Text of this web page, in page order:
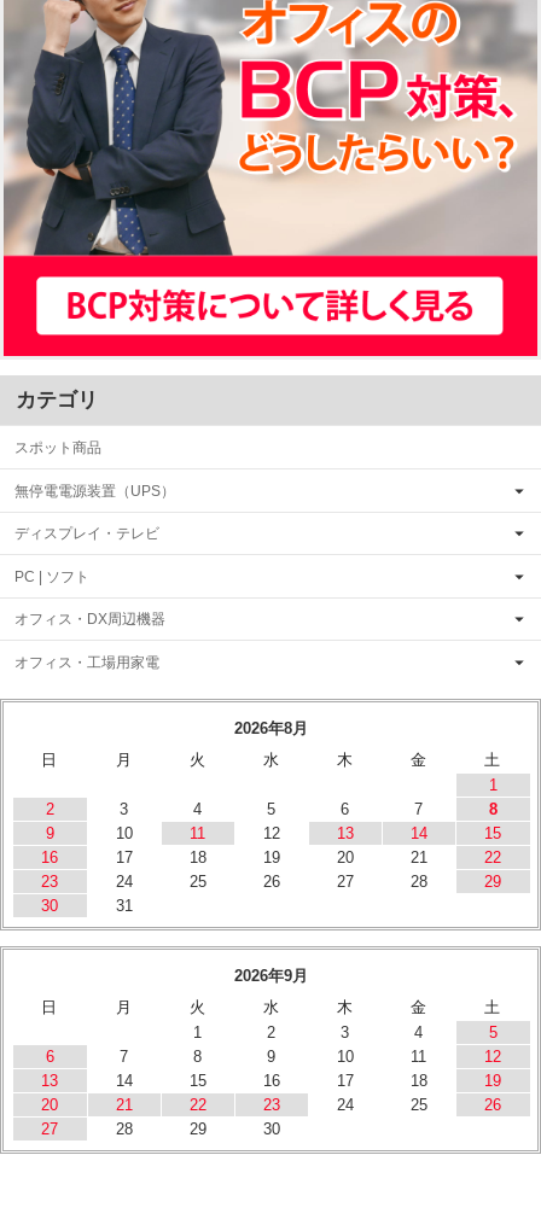
カテゴリ
スポット商品
無停電電源装置（UPS）
ディスプレイ・テレビ
PC | ソフト
オフィス・DX周辺機器
オフィス・工場用家電
2026年8月
日
月 火 水 木 金
土
1
2
3 4 5 6 7
8
9
10 11 12 13 14
15
16
17 18 19 20 21
22
23
24 25 26 27 28
29
30
31
2026年9月
日
月 火 水 木 金
土
1
2 3 4
5
6
7 8 9 10 11
12
13
14 15 16 17 18
19
20
21 22 23 24 25
26
27
28 29 30